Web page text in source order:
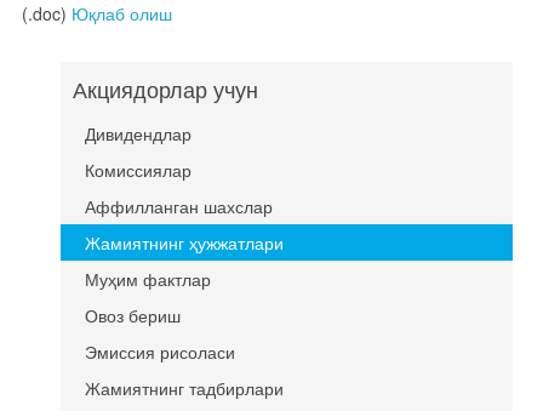
(.doc) Юқлаб олиш
Акциядорлар учун
Дивидендлар
Комиссиялар
Аффилланган шахслар
Жамиятнинг ҳужжатлари
Муҳим фактлар
Овоз бериш
Эмиссия рисоласи
Жамиятнинг тадбирлари